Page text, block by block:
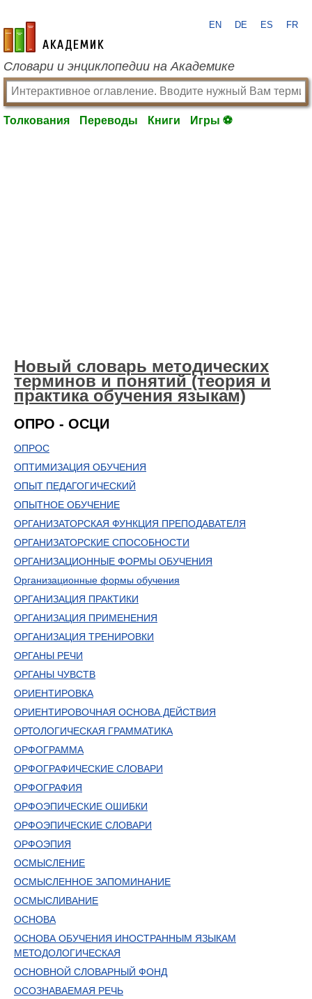
academic.ru
EN DE ES FR
Словари и энциклопедии на Академике
Толкования Переводы Книги Игры ⚽
Новый словарь методических
терминов и понятий (теория и
практика обучения языкам)
ОПРО - ОСЦИ
ОПРОС
ОПТИМИЗАЦИЯ ОБУЧЕНИЯ
ОПЫТ ПЕДАГОГИЧЕСКИЙ
ОПЫТНОЕ ОБУЧЕНИЕ
ОРГАНИЗАТОРСКАЯ ФУНКЦИЯ ПРЕПОДАВАТЕЛЯ
ОРГАНИЗАТОРСКИЕ СПОСОБНОСТИ
ОРГАНИЗАЦИОННЫЕ ФОРМЫ ОБУЧЕНИЯ
Организационные формы обучения
ОРГАНИЗАЦИЯ ПРАКТИКИ
ОРГАНИЗАЦИЯ ПРИМЕНЕНИЯ
ОРГАНИЗАЦИЯ ТРЕНИРОВКИ
ОРГАНЫ РЕЧИ
ОРГАНЫ ЧУВСТВ
ОРИЕНТИРОВКА
ОРИЕНТИРОВОЧНАЯ ОСНОВА ДЕЙСТВИЯ
ОРТОЛОГИЧЕСКАЯ ГРАММАТИКА
ОРФОГРАММА
ОРФОГРАФИЧЕСКИЕ СЛОВАРИ
ОРФОГРАФИЯ
ОРФОЭПИЧЕСКИЕ ОШИБКИ
ОРФОЭПИЧЕСКИЕ СЛОВАРИ
ОРФОЭПИЯ
ОСМЫСЛЕНИЕ
ОСМЫСЛЕННОЕ ЗАПОМИНАНИЕ
ОСМЫСЛИВАНИЕ
ОСНОВА
ОСНОВА ОБУЧЕНИЯ ИНОСТРАННЫМ ЯЗЫКАМ
МЕТОДОЛОГИЧЕСКАЯ
ОСНОВНОЙ СЛОВАРНЫЙ ФОНД
ОСОЗНАВАЕМАЯ РЕЧЬ